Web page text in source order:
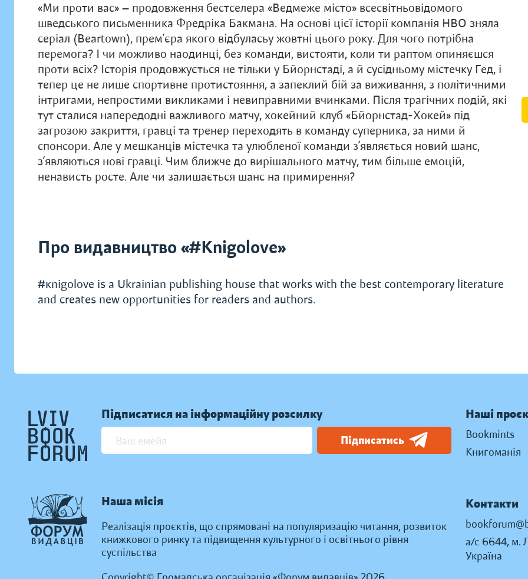
«Ми проти вас» — продовження бестселера «Ведмеже місто» всесвітньовідомого
шведського письменника Фредріка Бакмана. На основі цієї історії компанія HBO зняла
серіал (Beartown), прем’єра якого відбуласьу жовтні цього року. Для чого потрібна
перемога? І чи можливо наодинці, без команди, вистояти, коли ти раптом опиняєшся
проти всіх? Історія продовжується не тільки у Бйорнстаді, а й сусідньому містечку Гед, і
тепер це не лише спортивне протистояння, а запеклий бій за виживання, з політичними
інтригами, непростими викликами і невиправними вчинками. Після трагічних подій, які
тут сталися напередодні важливого матчу, хокейний клуб «Бйорнстад-Хокей» під
загрозою закриття, гравці та тренер переходять в команду суперника, за ними й
спонсори. Але у мешканців містечка та улюбленої команди з’являється новий шанс,
з’являються нові гравці. Чим ближче до вирішального матчу, тим більше емоцій,
ненависть росте. Але чи залишається шанс на примирення?
Про видавництво «#Knigolove»
#кnigolove is a Ukrainian publishing house that works with the best contemporary literature
and creates new opportunities for readers and authors.
Підписатися на інформаційну розсилку
Підписатись
Наша місія
Реалізація проєктів, що спрямовані на популяризацію читання, розвиток
книжкового ринку та підвищення культурного і освітнього рівня
суспільства
Наші
Bookmints
Книгоманія
Контакти
а/с 6644, м.
Україна